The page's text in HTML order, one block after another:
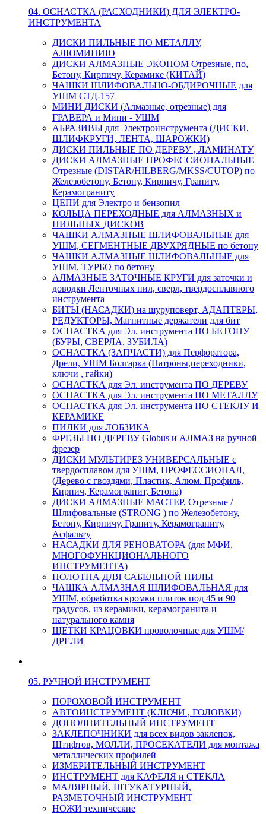
04. ОСНАСТКА (РАСХОДНИКИ) ДЛЯ ЭЛЕКТРО-
ИНСТРУМЕНТА
ДИСКИ ПИЛЬНЫЕ ПО МЕТАЛЛУ,
АЛЮМИНИЮ
ДИСКИ АЛМАЗНЫЕ ЭКОНОМ Отрезные, по,
Бетону, Кирпичу, Керамике (КИТАЙ)
ЧАШКИ ШЛИФОВАЛЬНО-ОБДИРОЧНЫЕ для
УШМ СТД-157
МИНИ ДИСКИ (Алмазные, отрезные) для
ГРАВЕРА и Мини - УШМ
АБРАЗИВЫ для Электроинструмента (ДИСКИ,
ШЛИФКРУГИ, ЛЕНТА, ШАРОЖКИ)
ДИСКИ ПИЛЬНЫЕ ПО ДЕРЕВУ , ЛАМИНАТУ
ДИСКИ АЛМАЗНЫЕ ПРОФЕССИОНАЛЬНЫЕ
Отрезные (DISTAR/HILBERG/MKSS/CUTOP) по
Железобетону, Бетону, Кирпичу, Граниту,
Керамограниту
ЦЕПИ для Электро и бензопил
КОЛЬЦА ПЕРЕХОДНЫЕ для АЛМАЗНЫХ и
ПИЛЬНЫХ ДИСКОВ
ЧАШКИ АЛМАЗНЫЕ ШЛИФОВАЛЬНЫЕ для
УШМ, СЕГМЕНТНЫЕ ДВУХРЯДНЫЕ по бетону
ЧАШКИ АЛМАЗНЫЕ ШЛИФОВАЛЬНЫЕ для
УШМ, ТУРБО по бетону
АЛМАЗНЫЕ ЗАТОЧНЫЕ КРУГИ для заточки и
доводки Ленточных пил, сверл, твердосплавного
инструмента
БИТЫ (НАСАДКИ) на шуруповерт, АДАПТЕРЫ,
РЕДУКТОРЫ, Магнитные держатели для бит
ОСНАСТКА для Эл. инструмента ПО БЕТОНУ
(БУРЫ, СВЕРЛА, ЗУБИЛА)
ОСНАСТКА (ЗАПЧАСТИ) для Перфоратора,
Дрели, УШМ Болгарка (Патроны,переходники,
ключи , гайки)
ОСНАСТКА для Эл. инструмента ПО ДЕРЕВУ
ОСНАСТКА для Эл. инструмента ПО МЕТАЛЛУ
ОСНАСТКА для Эл. инструмента ПО СТЕКЛУ И
КЕРАМИКЕ
ПИЛКИ для ЛОБЗИКА
ФРЕЗЫ ПО ДЕРЕВУ Globus и АЛМАЗ на ручной
фрезер
ДИСКИ МУЛЬТИРЕЗ УНИВЕРСАЛЬНЫЕ с
твердосплавом для УШМ, ПРОФЕССИОНАЛ,
(Дерево с гвоздями, Пластик, Алюм. Профиль,
Кирпич, Керамогранит, Бетона)
ДИСКИ АЛМАЗНЫЕ МАСТЕР, Отрезные /
Шлифовальные (STRONG ) по Железобетону,
Бетону, Кирпичу, Граниту, Керамограниту,
Асфальту
НАСАДКИ ДЛЯ РЕНОВАТОРА (для МФИ,
МНОГОФУНКЦИОНАЛЬНОГО
ИНСТРУМЕНТА)
ПОЛОТНА ДЛЯ САБЕЛЬНОЙ ПИЛЫ
ЧАШКА АЛМАЗНАЯ ШЛИФОВАЛЬНАЯ для
УШМ, обработка кромки плиток под 45 и 90
градусов, из керамики, керамогранита и
натурального камня
ЩЕТКИ КРАЦОВКИ проволочные для УШМ/
ДРЕЛИ
05. РУЧНОЙ ИНСТРУМЕНТ
ПОРОХОВОЙ ИНСТРУМЕНТ
АВТОИНСТРУМЕНТ (КЛЮЧИ , ГОЛОВКИ)
ДОПОЛНИТЕЛЬНЫЙ ИНСТРУМЕНТ
ЗАКЛЕПОЧНИКИ для всех видов заклепок,
Штифтов, МОЛЛИ, ПРОСЕКАТЕЛИ для монтажа
металлических профилей
ИЗМЕРИТЕЛЬНЫЙ ИНСТРУМЕНТ
ИНСТРУМЕНТ для КАФЕЛЯ и СТЕКЛА
МАЛЯРНЫЙ, ШТУКАТУРНЫЙ,
РАЗМЕТОЧНЫЙ ИНСТРУМЕНТ
НОЖИ технические